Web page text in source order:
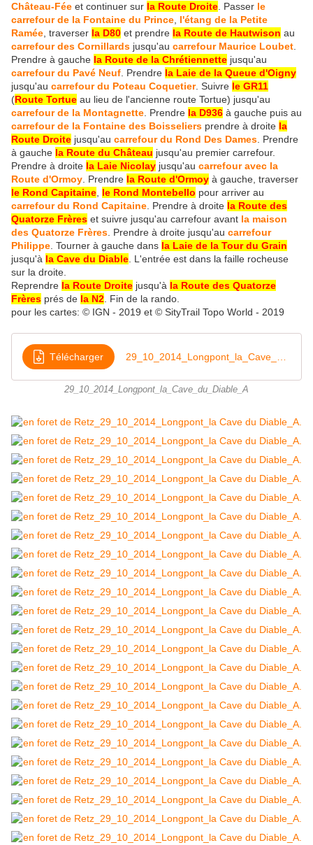
Château-Fée et continuer sur la Route Droite . Passer le
carrefour de la Fontaine du Prince l'étang de la Petite
Ramée , traverser la D80 et prendre la Route de Hautwison au
carrefour des Cornillards jusqu'au carrefour Maurice Loubet
Prendre à gauche la Route de la Chrétiennette jusqu'au
carrefour du Pavé Neuf . Prendre la Laie de la Queue d'Oigny
jusqu'au carrefour du Poteau Coquetier. Suivre le GR11
(Route Tortue au lieu de l'ancienne route Tortue) jusqu'au
carrefour de la Montagnette . Prendre la D936 à gauche puis au
carrefour de la Fontaine des Boisseliers prendre à droite la
Route Droite jusqu'au carrefour du Rond Des Dames . Prendre
à gauche la Route du Château jusqu'au premier carrefour.
Prendre à droite la Laie Nicolay jusqu'au carrefour avec la
Route d'Ormoy . Prendre la Route d'Ormoy à gauche, traverser
le Rond Capitaine le Rond Montebello pour arriver au
carrefour du Rond Capitaine . Prendre à droite la Route des
Quatorze Frères et suivre jusqu'au carrefour avant la maison
des Quatorze Frères . Prendre à droite jusqu'au carrefour
Philippe . Tourner à gauche dans la Laie de la Tour du Grain
jusqu'à la Cave du Diable . L'entrée est dans la faille rocheuse
sur la droite.
Reprendre la Route Droite jusqu'à la Route des Quatorze
Frères prés de la N2 . Fin de la rando.
pour les cartes: © IGN - 2019 et © SityTrail Topo World - 2019
Télécharger
29_10_2014_Longpont_la_Cave_du_Diable_A